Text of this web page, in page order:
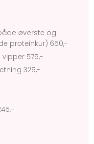
øverste og
proteinkur) 650,-
575,-
325,-